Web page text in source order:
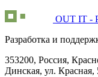
OUT IT -
Разработка и
353200, Россия,
Динская, ул.